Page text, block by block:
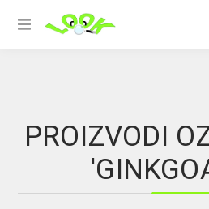
PROIZVODI